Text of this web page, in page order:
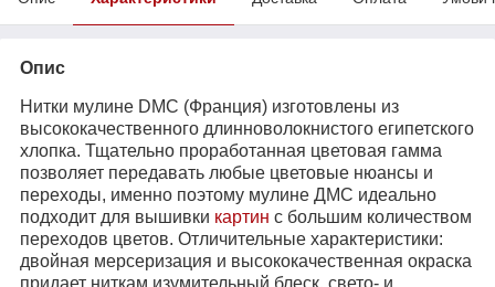
Опис
Нитки мулине DMC (Франция) изготовлены из
высококачественного длинноволокнистого египетского
хлопка. Тщательно проработанная цветовая гамма
позволяет передавать любые цветовые нюансы и
переходы, именно поэтому мулине ДМС идеально
подходит для вышивки картин с большим количеством
переходов цветов. Отличительные характеристики:
двойная мерсеризация и высококачественная окраска
придает ниткам изумительный блеск, свето- и